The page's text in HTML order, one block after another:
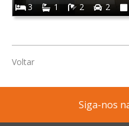
3
1 2 2
Voltar
Siga-nos